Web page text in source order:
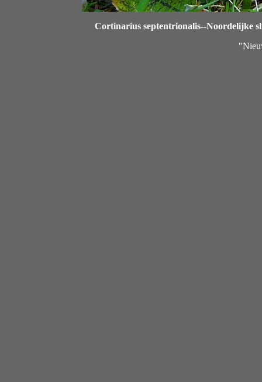
Cortinarius septentrionalis--Noordelijke